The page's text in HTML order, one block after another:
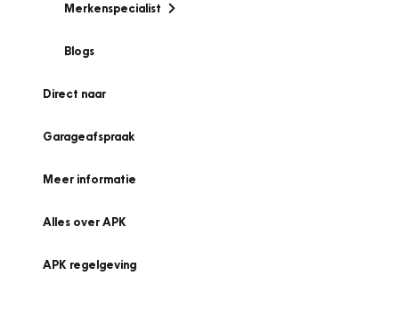
Merkenspecialist
Blogs
Direct naar
Garageafspraak
Meer informatie
Alles over APK
APK regelgeving